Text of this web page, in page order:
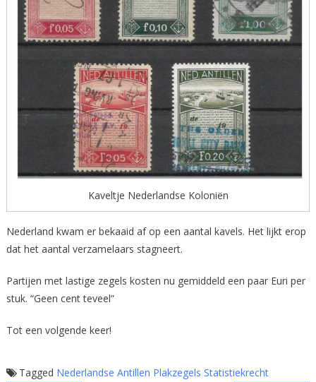
Kaveltje Nederlandse Koloniën
Nederland kwam er bekaaid af op een aantal kavels. Het lijkt erop
dat het aantal verzamelaars stagneert.
Partijen met lastige zegels kosten nu gemiddeld een paar Euri per
stuk. “Geen cent teveel”
Tot een volgende keer!
Tagged Nederlandse Antillen Plakzegels Statistiekrecht